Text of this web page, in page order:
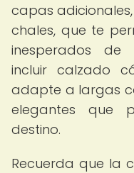
capas
chales, que te
inesperados de
incluir calzado
adapte a largas
elegantes que
destino.
Recuerda que la